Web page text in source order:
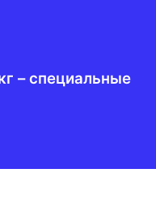
– специальные